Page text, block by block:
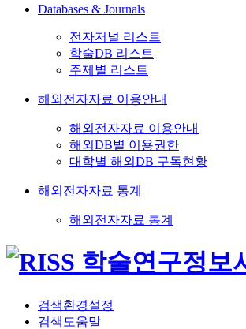
Databases & Journals
전자저널 리스트
학술DB 리스트
주제별 리스트
해외전자자료 이용안내
해외전자자료 이용안내
해외DB별 이용권한
대학별 해외DB 구독현황
해외전자자료 통계
해외전자자료 통계
검색환경설정
검색도움말